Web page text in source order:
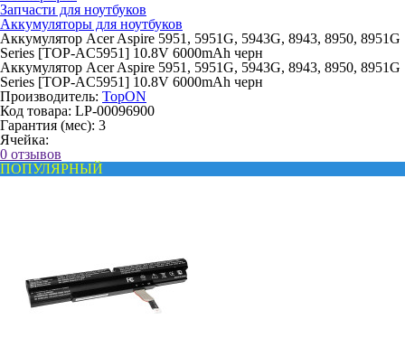
Запчасти для ноутбуков
Аккумуляторы для ноутбуков
Аккумулятор Acer Aspire 5951, 5951G, 5943G, 8943, 8950, 8951G
Series [TOP-AC5951] 10.8V 6000mAh черн
Аккумулятор Acer Aspire 5951, 5951G, 5943G, 8943, 8950, 8951G
Series [TOP-AC5951] 10.8V 6000mAh черн
Производитель: TopON
Код товара: LP-00096900
Гарантия (мес): 3
Ячейка:
0 отзывов
ПОПУЛЯРНЫЙ